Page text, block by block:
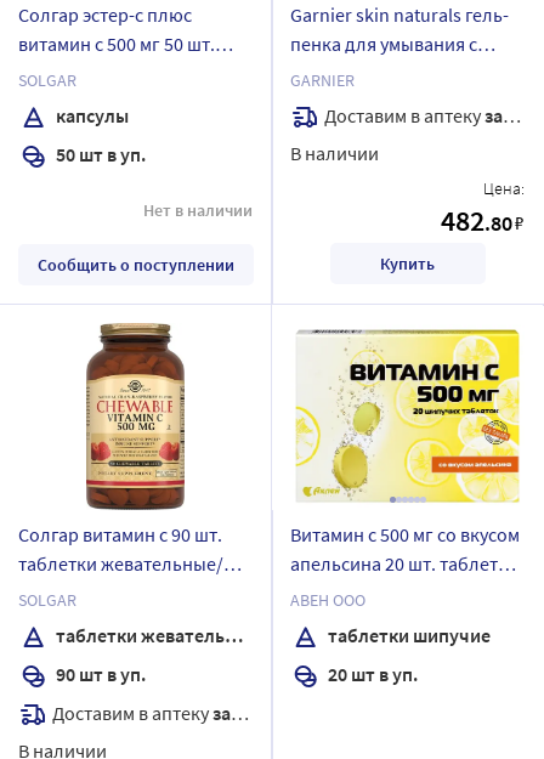
Солгар эстер-с плюс
витамин с 500 мг 50 шт.
капсулы массой 840 мг
SOLGAR
капсулы
50 шт в уп.
Нет в наличии
Сообщить о поступлении
Garnier skin naturals гель-
пенка для умывания с
водой витамин с 200 мл
GARNIER
Доставим в аптекузавтра
В наличии
Цена:
482.80₽
Купить
Солгар витамин с 90 шт.
таблетки жевательные/
малина
SOLGAR
таблетки жевательные
90 шт в уп.
Доставим в аптекузавтра
В наличии
Витамин с 500 мг со вкусом
апельсина 20 шт. таблетки
шипучие массой 2100 мг
АВЕН ООО
таблетки шипучие
20 шт в уп.